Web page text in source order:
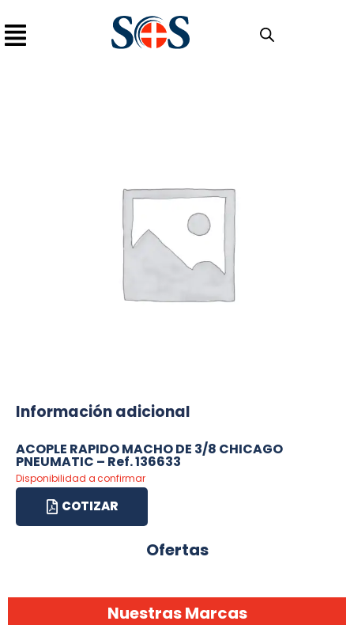
Información adicional
ACOPLE RAPIDO MACHO DE 3/8 CHICAGO
PNEUMATIC – Ref. 136633
Disponibilidad a confirmar
COTIZAR
Ofertas
Nuestras Marcas